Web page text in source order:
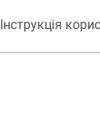
Інструкція